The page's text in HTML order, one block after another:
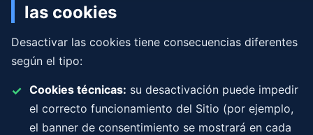
las cookies
Desactivar las cookies tiene consecuencias diferentes
según el tipo:
Cookies técnicas: su desactivación puede impedir
el correcto funcionamiento del Sitio (por ejemplo,
el banner de consentimiento se mostrará en cada